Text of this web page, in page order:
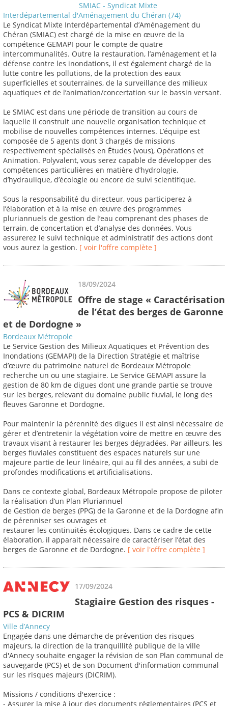
SMIAC - Syndicat Mixte
Interdépartemental d'Aménagement du Chéran (74)
Le Syndicat Mixte Interdépartemental d’Aménagement du
Chéran (SMIAC) est chargé de la mise en œuvre de la
compétence GEMAPI pour le compte de quatre
intercommunalités. Outre la restauration, l’aménagement et la
défense contre les inondations, il est également chargé de la
lutte contre les pollutions, de la protection des eaux
superficielles et souterraines, de la surveillance des milieux
aquatiques et de l’animation/concertation sur le bassin versant.
Le SMIAC est dans une période de transition au cours de
laquelle il construit une nouvelle organisation technique et
mobilise de nouvelles compétences internes. L’équipe est
composée de 5 agents dont 3 chargés de missions
respectivement spécialisés en Études (vous), Opérations et
Animation. Polyvalent, vous serez capable de développer des
compétences particulières en matière d’hydrologie,
d’hydraulique, d’écologie ou encore de suivi scientifique.
Sous la responsabilité du directeur, vous participerez à
l’élaboration et à la mise en œuvre des programmes
pluriannuels de gestion de l’eau comprenant des phases de
terrain, de concertation et d’analyse des données. Vous
assurerez le suivi technique et administratif des actions dont
vous aurez la gestion. [ voir l'offre complète ]
18/09/2024
Offre de stage « Caractérisation
de l’état des berges de Garonne
et de Dordogne »
Bordeaux Métropole
Le Service Gestion des Milieux Aquatiques et Prévention des
Inondations (GEMAPI) de la Direction Stratégie et maîtrise
d’œuvre du patrimoine naturel de Bordeaux Métropole
recherche un ou une stagiaire. Le Service GEMAPI assure la
gestion de 80 km de digues dont une grande partie se trouve
sur les berges, relevant du domaine public fluvial, le long des
fleuves Garonne et Dordogne.
Pour maintenir la pérennité des digues il est ainsi nécessaire de
gérer et d’entretenir la végétation voire de mettre en œuvre des
travaux visant à restaurer les berges dégradées. Par ailleurs, les
berges fluviales constituent des espaces naturels sur une
majeure partie de leur linéaire, qui au fil des années, a subi de
profondes modifications et artificialisations.
Dans ce contexte global, Bordeaux Métropole propose de piloter
la réalisation d’un Plan Pluriannuel
de Gestion de berges (PPG) de la Garonne et de la Dordogne afin
de pérenniser ses ouvrages et
restaurer les continuités écologiques. Dans ce cadre de cette
élaboration, il apparait nécessaire de caractériser l’état des
berges de Garonne et de Dordogne. [ voir l'offre complète ]
17/09/2024
Stagiaire Gestion des risques -
PCS & DICRIM
Ville d’Annecy
Engagée dans une démarche de prévention des risques
majeurs, la direction de la tranquillité publique de la ville
d'Annecy souhaite engager la révision de son Plan communal de
sauvegarde (PCS) et de son Document d'information communal
sur les risques majeurs (DICRIM).
Missions / conditions d'exercice :
- Assurer la mise à jour des documents réglementaires (PCS et